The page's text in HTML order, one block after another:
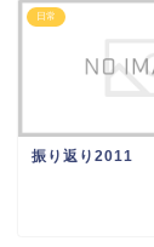
日常
振り返り2011